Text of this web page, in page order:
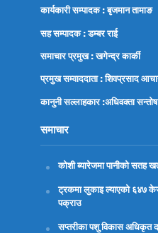
कार्यकारी सम्पादक : बृजमान तामाङ
सह सम्पादक : डम्बर राई
समाचार प्रमुख : खगेन्द्र कार्की
प्रमुख सम्वाददाता : शिवप्रसाद
कानुनी सल्लाहकार :अधिवक्ता
समाचार
कोशी ब्यारेजमा पानीको सतह
ट्रकमा लुकाइ ल्याएको ६४७
पक्राउ
सप्तरीका पशु विकास अधिकृत